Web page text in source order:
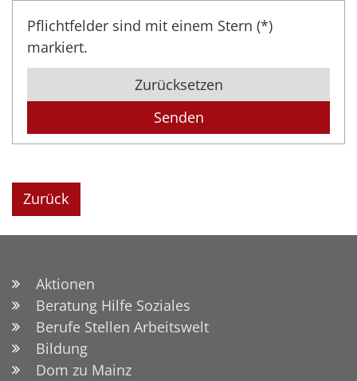
Pflichtfelder sind mit einem Stern (*)
markiert.
Zurücksetzen
Zurück
Aktionen
Beratung Hilfe Soziales
Berufe Stellen Arbeitswelt
Bildung
Dom zu Mainz